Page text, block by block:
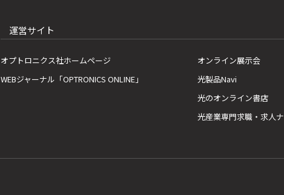
運営サイト
オプトロニクス社ホームページ
WEBジャーナル「OPTRONICS ONLINE」
オンライン展示会
光製品Navi
光のオンライン書店
光産業専門求職・求人